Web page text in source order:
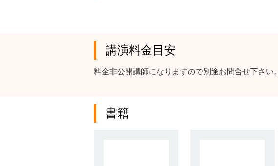
講演料金目安
料金非公開講師になりますので別途お問合せ下さい。
書籍